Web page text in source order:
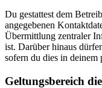
Du gestattest dem
angegebenen
Übermittlung zentraler
ist. Darüber hinaus
sofern du dies in deinem
Geltungsbereich